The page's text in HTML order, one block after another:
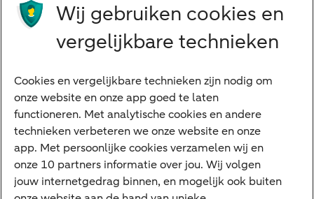
Advocaten en notarissen
Diensten
VraagHugo
Corporate Finance
Tikkie zakelijk
Cyber Veilig & Zeker
Wij gebruiken cookies en
vergelijkbare technieken
Cookies en vergelijkbare technieken zijn nodig om
onze website en onze app goed te laten
functioneren. Met analytische cookies en andere
technieken verbeteren we onze website en onze
app. Met persoonlijke cookies verzamelen wij en
onze 10 partners informatie over jou. Wij volgen
jouw internetgedrag binnen, en mogelijk ook buiten